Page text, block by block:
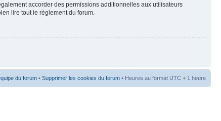
accorder des permissions additionnelles aux utilisateurs
lire tout le règlement du forum.
du forum • Supprimer les cookies du forum • Heures au format UTC + 1 heure